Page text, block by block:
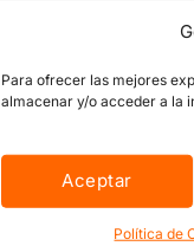
Para ofrecer las mejores
almacenar y/o acceder a la
Aceptar
Política de